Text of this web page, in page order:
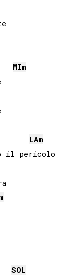
MIm
LAm
il pericolo
Ed io che mi ostino a starci sopra
SOL